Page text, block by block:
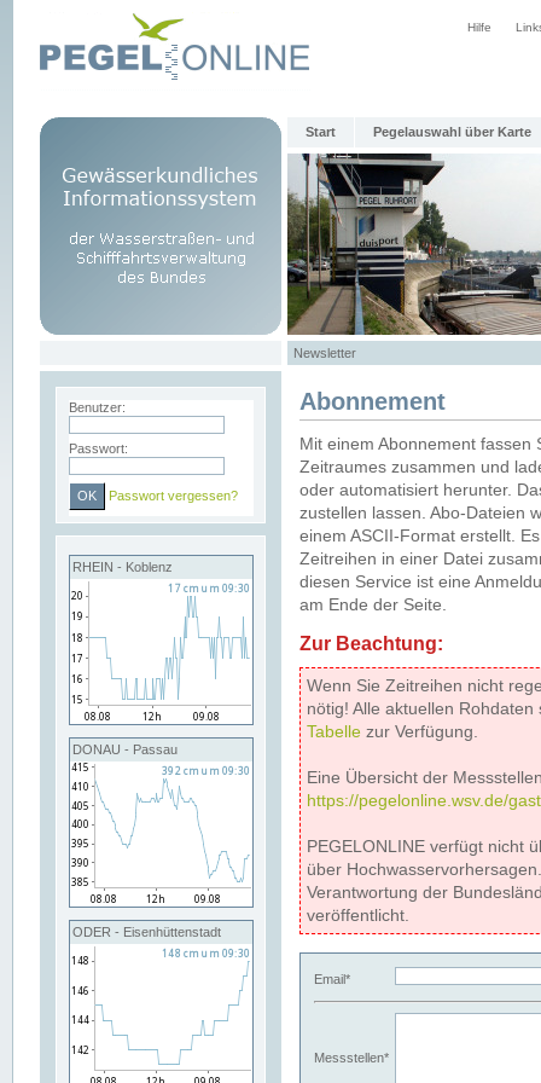
Hilfe
Start Pegelauswahl über Karte
Newsletter
Benutzer:
Passwort:
Passwort vergessen?
RHEIN - Koblenz
DONAU - Passau
ODER - Eisenhüttenstadt
Abonnement
Mit einem Abonnement
Zeitraumes zusammen und
oder automatisiert herunter.
zustellen lassen. Abo-Dateien
einem ASCII-Format erstellt.
Zeitreihen in einer Datei
diesen Service ist eine
am Ende der Seite.
Zur Beachtung:
Wenn Sie Zeitreihen nicht
nötig! Alle aktuellen
Tabelle zur Verfügung.
Eine Übersicht der
https://pegelonline.wsv.de/
PEGELONLINE verfügt nicht
über
Verantwortung der
veröffentlicht.
Email*
Messstellen*